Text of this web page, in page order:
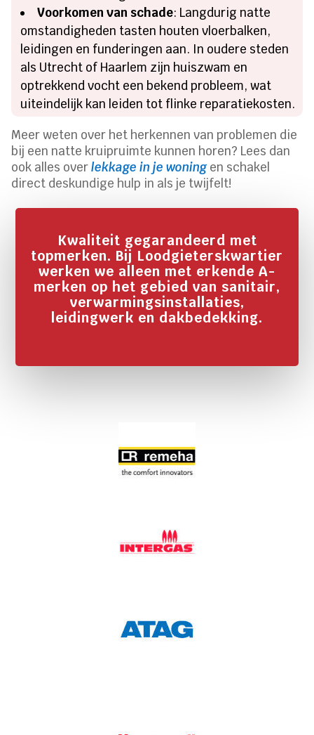
Voorkomen van schade: Langdurig natte
omstandigheden tasten houten vloerbalken,
leidingen en funderingen aan. In oudere steden
als Utrecht of Haarlem zijn huiszwam en
optrekkend vocht een bekend probleem, wat
uiteindelijk kan leiden tot flinke reparatiekosten.
Meer weten over het herkennen van problemen die
bij een natte kruipruimte kunnen horen? Lees dan
ook alles overlekkage in je woning en schakel
direct deskundige hulp in als je twijfelt!
Kwaliteit gegarandeerd met
topmerken. Bij Loodgieterskwartier
werken we alleen met erkende A-
merken op het gebied van sanitair,
verwarmingsinstallaties,
leidingwerk en dakbedekking.